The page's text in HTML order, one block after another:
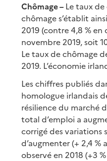
Chômage –Le taux
chômage s’établit
2019 (contre 4,8 % en
novembre 2019, soit
Le taux de chômage
2019. L’économie
Les chiffres publiés
homologue irlandais
résilience du marché
total d’emploi a
corrigé des variations
d’augmenter (+ 2,4
observé en 2018 (+3